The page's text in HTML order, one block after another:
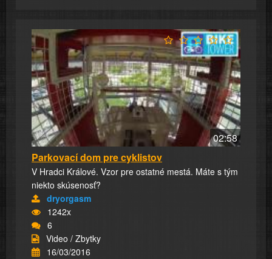
02:58
Parkovací dom pre cyklistov
V Hradci Králové. Vzor pre ostatné mestá. Máte s tým
niekto skúsenosť?
dryorgasm
1242x
6
Video / Zbytky
16/03/2016